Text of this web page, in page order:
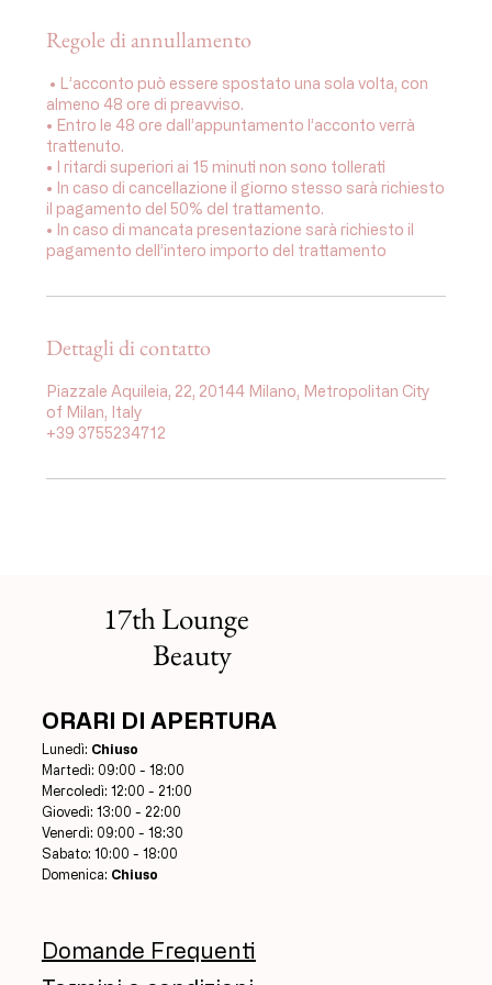
Regole di annullamento
⁠ •⁠ L’acconto può essere spostato una sola volta, con
almeno 48 ore di preavviso.
•⁠ ⁠Entro le 48 ore dall’appuntamento l’acconto verrà
trattenuto.
•⁠ I ritardi superiori ai 15 minuti non sono tollerati
•⁠ ⁠In caso di cancellazione il giorno stesso sarà richiesto
il pagamento del 50% del trattamento.
•⁠ ⁠In caso di mancata presentazione sarà richiesto il
pagamento dell’intero importo del trattamento
Dettagli di contatto
Piazzale Aquileia, 22, 20144 Milano, Metropolitan City
of Milan, Italy
+39 3755234712
17th Lounge
Beauty
ORARI DI APERTURA
Lunedì: Chiuso
Martedì: 09:00 - 18:00
Mercoledì: 12:00 - 21:00
Giovedì: 13:00 - 22:00
Venerdì: 09:00 - 18:30
Sabato: 10:00 - 18:00
Domenica: Chiuso
Domande Frequenti